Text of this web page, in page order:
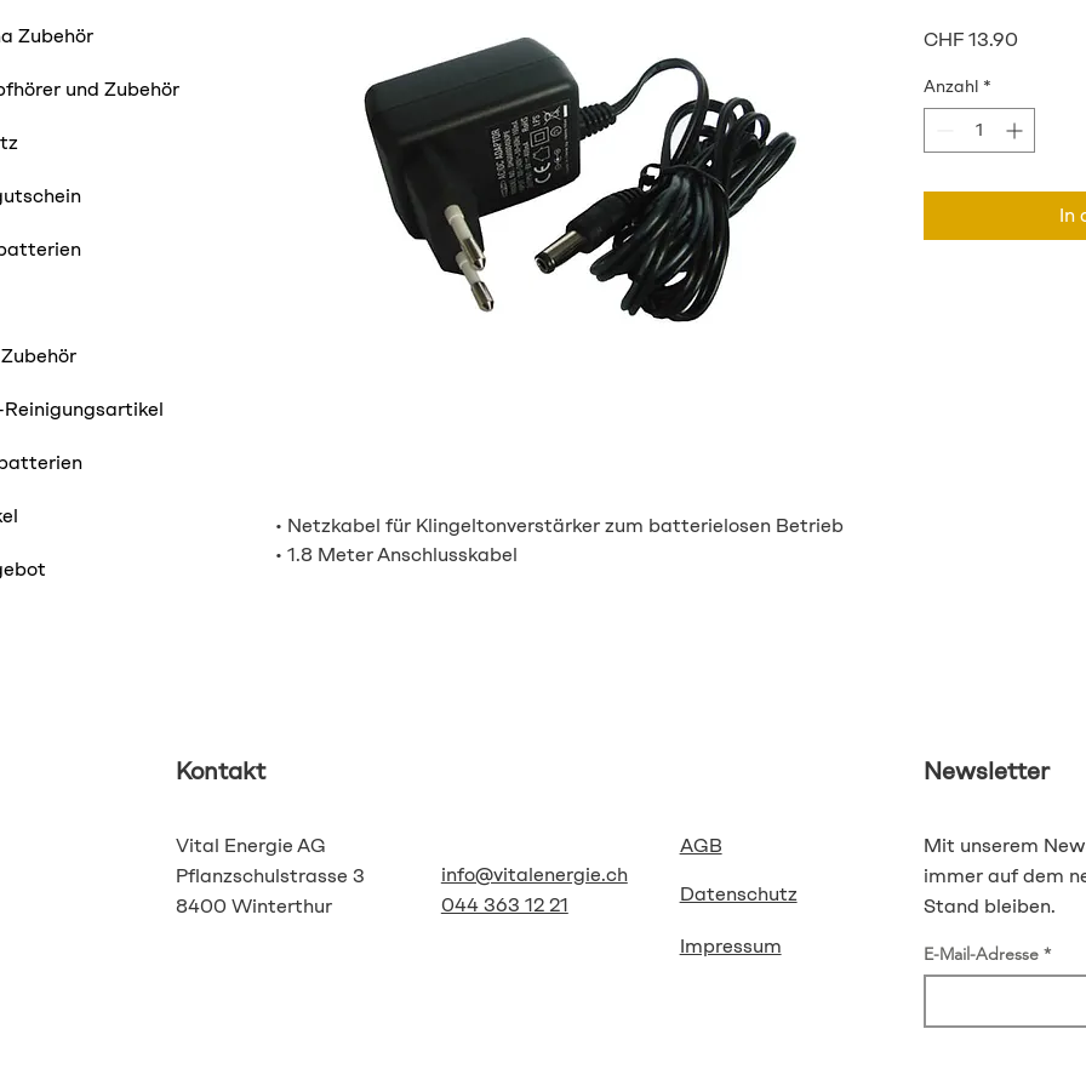
Zubehör
und Zubehör
• Netzkabel für Klingeltonverstärker zum batterielosen Betrieb
• 1.8 Meter Anschlusskabel
CHF 13.90
Anzahl *
In
Kontakt
Vital Energie AG
Pflanzschulstrasse 3
8400 Winterthur
info@vitalenergie.ch
044 363 12 21
AGB
Datenschutz
Impressum
Newsletter
Mit unserem
immer auf dem
Stand bleiben.
E-Mail-Adresse